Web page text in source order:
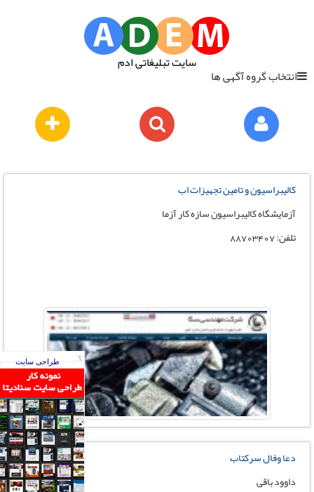
X طراحی سایت
سایت تبلیغاتی ادم
انتخاب گروه آگهی ها
کالیبراسیون و تامین تجهیزات اب
آزمایشگاه کالیبراسیون سازه کار آزما
تلفن: 88703407
دعا وفال سرکتاب
داوود باقی